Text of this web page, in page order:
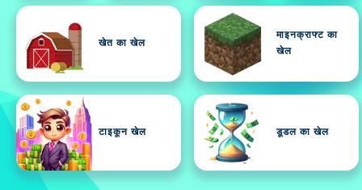
खेत का खेल
माइनक्राफ्ट का
खेल
टाइकून खेल डूडल का खेल